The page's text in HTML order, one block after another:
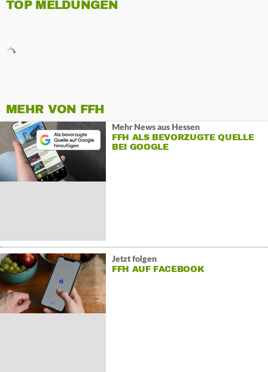
TOP MELDUNGEN
MEHR VON FFH
Mehr News aus Hessen
FFH ALS BEVORZUGTE QUELLE
BEI GOOGLE
Jetzt folgen
FFH AUF FACEBOOK